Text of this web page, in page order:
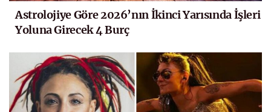
Astrolojiye Göre 2026’nın İkinci Yarısında İşleri
Yoluna Girecek 4 Burç